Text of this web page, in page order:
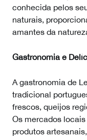
conhecida pelos
naturais,
amantes da
Gastronomia e
A gastronomia de
tradicional
frescos, queijos
Os mercados
produtos